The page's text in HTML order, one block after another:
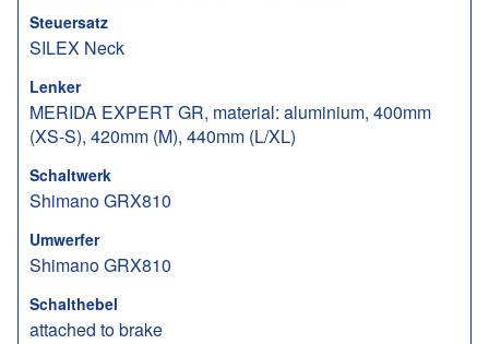
Steuersatz
SILEX Neck
Lenker
MERIDA EXPERT GR, material: aluminium, 400mm
(XS-S), 420mm (M), 440mm (L/XL)
Schaltwerk
Shimano GRX810
Umwerfer
Shimano GRX810
Schalthebel
attached to brake